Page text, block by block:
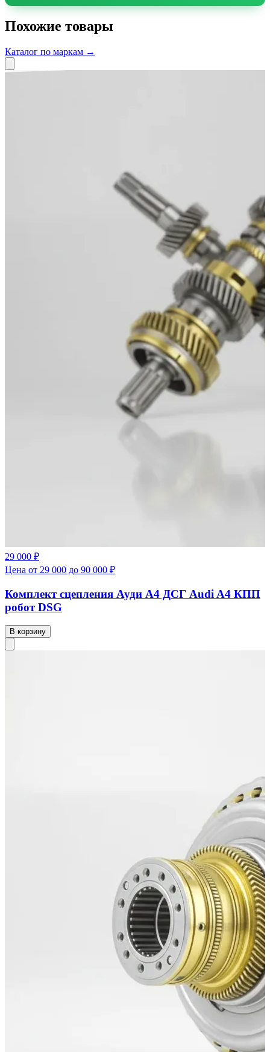
Похожие товары
Каталог по маркам →
29 000 ₽
Цена от 29 000 до 90 000 ₽
Комплект сцепления Ауди А4 ДСГ Audi A4 КПП
робот DSG
В корзину